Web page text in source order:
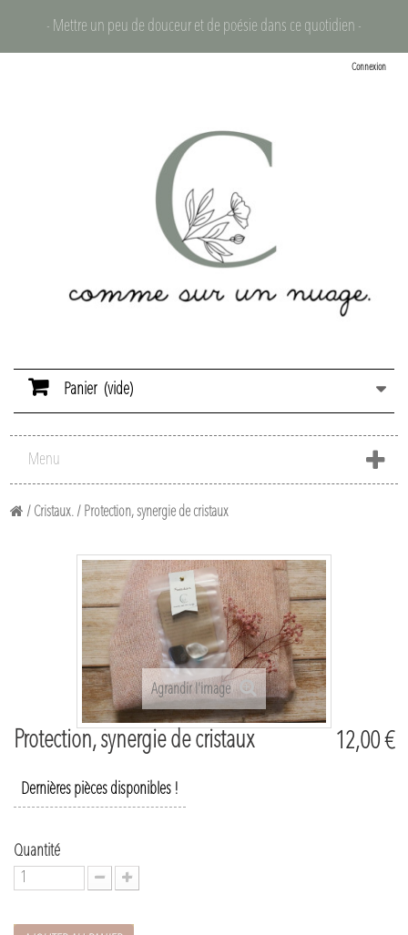
- Mettre un peu de douceur et de poésie dans ce quotidien -
Connexion
Panier (vide)
Menu
/ Cristaux. / Protection, synergie de cristaux
Agrandir l'image
Protection, synergie de cristaux 12,00 €
Dernières pièces disponibles !
Quantité